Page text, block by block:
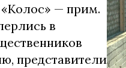
— прим.
в
представители